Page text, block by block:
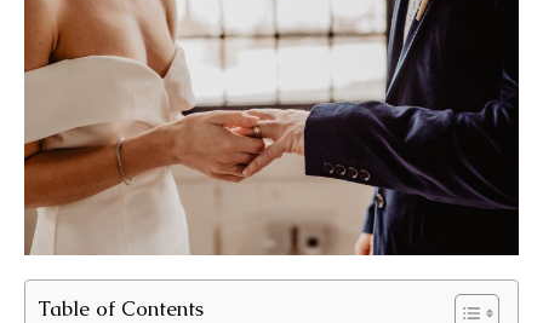
Table of Contents